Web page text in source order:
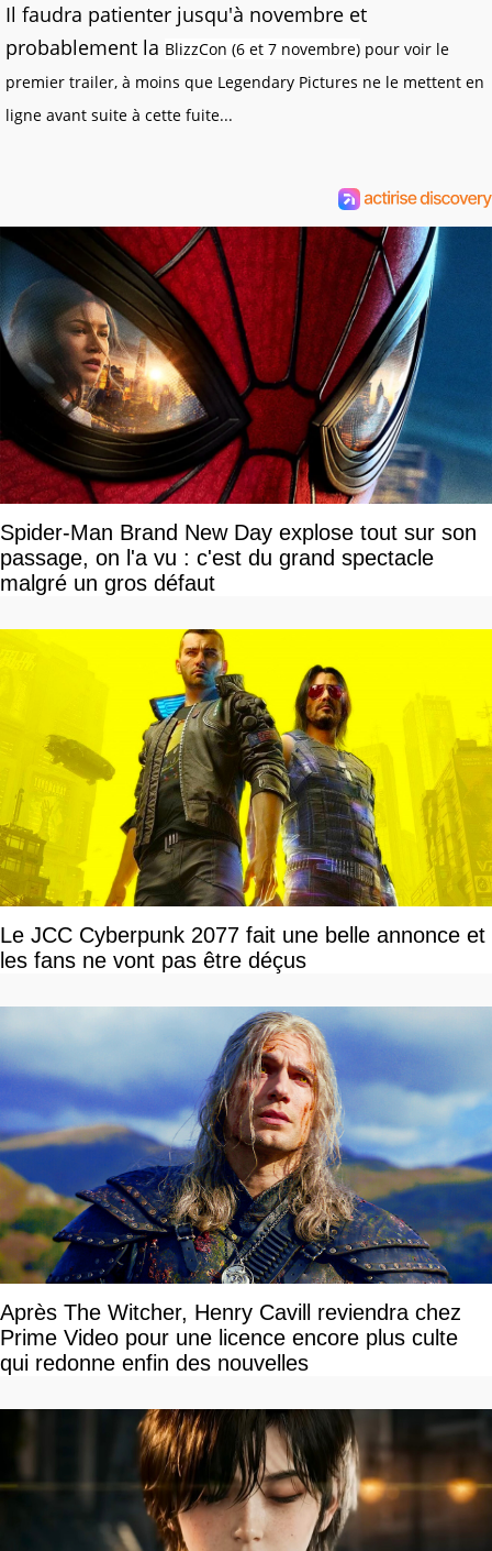
Il faudra patienter jusqu'à novembre et
probablement la BlizzCon (6 et 7 novembre) pour voir le
premier trailer, à moins que Legendary Pictures ne le mettent en
ligne avant suite à cette fuite...
Spider-Man Brand New Day explose tout sur son
passage, on l'a vu : c'est du grand spectacle
malgré un gros défaut
Le JCC Cyberpunk 2077 fait une belle annonce et
les fans ne vont pas être déçus
Après The Witcher, Henry Cavill reviendra chez
Prime Video pour une licence encore plus culte
qui redonne enfin des nouvelles